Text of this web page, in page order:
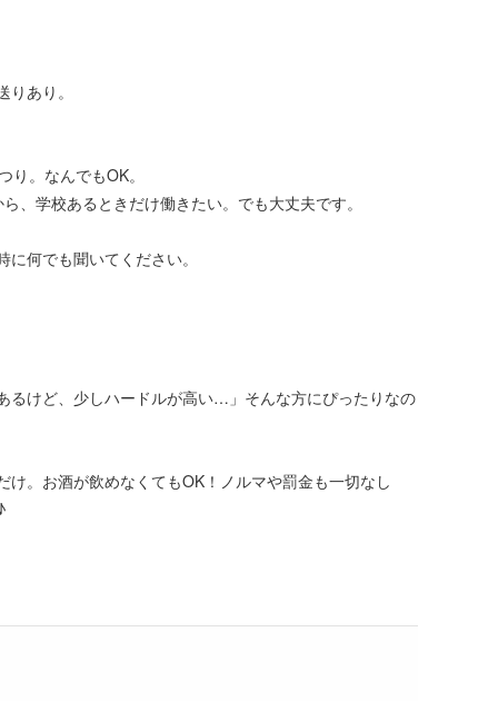
あり。
。なんでもOK。
、学校あるときだけ働きたい。でも大丈夫です。
何でも聞いてください。
るけど、少しハードルが高い…」そんな方にぴったりなの
。お酒が飲めなくてもOK！ノルマや罰金も一切なし